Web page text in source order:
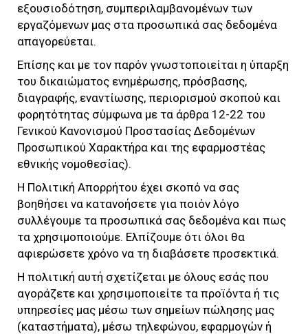
εξουσιοδότηση, συμπεριλαμβανομένων των
εργαζόμενων μας στα προσωπικά σας δεδομένα
απαγορεύεται.
Επίσης και με τον παρόν γνωστοποιείται η ύπαρξη
του δικαιώματος ενημέρωσης, πρόσβασης,
διαγραφής, εναντίωσης, περιορισμού σκοπού και
φορητότητας σύμφωνα με τα άρθρα 12-22 του
Γενικού Κανονισμού Προστασίας Δεδομένων
Προσωπικού Χαρακτήρα και της εφαρμοστέας
εθνικής νομοθεσίας).
Η Πολιτική Απορρήτου έχει σκοπό να σας
βοηθήσει να κατανοήσετε για ποιόν λόγο
συλλέγουμε τα προσωπικά σας δεδομένα και πως
τα χρησιμοποιούμε. Ελπίζουμε ότι όλοι θα
αφιερώσετε χρόνο να τη διαβάσετε προσεκτικά.
Η πολιτική αυτή σχετίζεται με όλους εσάς που
αγοράζετε και χρησιμοποιείτε τα προϊόντα ή τις
υπηρεσίες μας μέσω των σημείων πώλησης μας
(καταστήματα), μέσω τηλεφώνου, εφαρμογών ή